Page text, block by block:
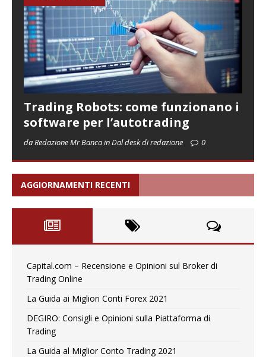
Trading Robots: come funzionano i
software per l’autotrading
da Redazione Mr Banca in Dal desk di redazione 0
AGGIORNAMENTI RECENTI
Capital.com – Recensione e Opinioni sul Broker di
Trading Online
La Guida ai Migliori Conti Forex 2021
DEGIRO: Consigli e Opinioni sulla Piattaforma di
Trading
La Guida al Miglior Conto Trading 2021